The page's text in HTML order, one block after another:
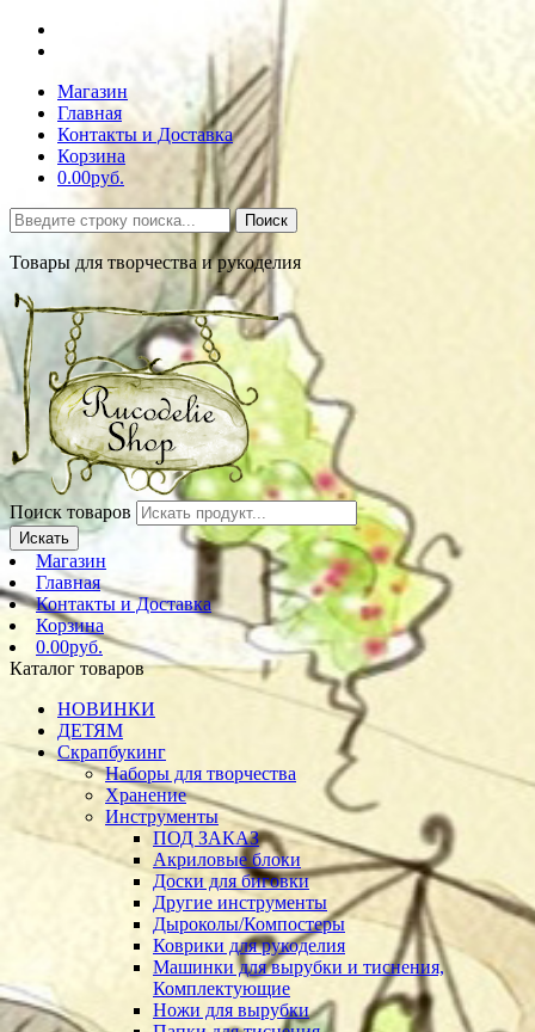
Магазин
Главная
Контакты и Доставка
Корзина
0.00руб.
Поиск
Товары для творчества и рукоделия
Поиск товаров
Искать
Магазин
Главная
Контакты и Доставка
Корзина
0.00руб.
Каталог товаров
НОВИНКИ
ДЕТЯМ
Скрапбукинг
Наборы для творчества
Хранение
Инструменты
ПОД ЗАКАЗ
Акриловые блоки
Доски для биговки
Другие инструменты
Дыроколы/Компостеры
Коврики для рукоделия
Машинки для вырубки и тиснения,
Комплектующие
Ножи для вырубки